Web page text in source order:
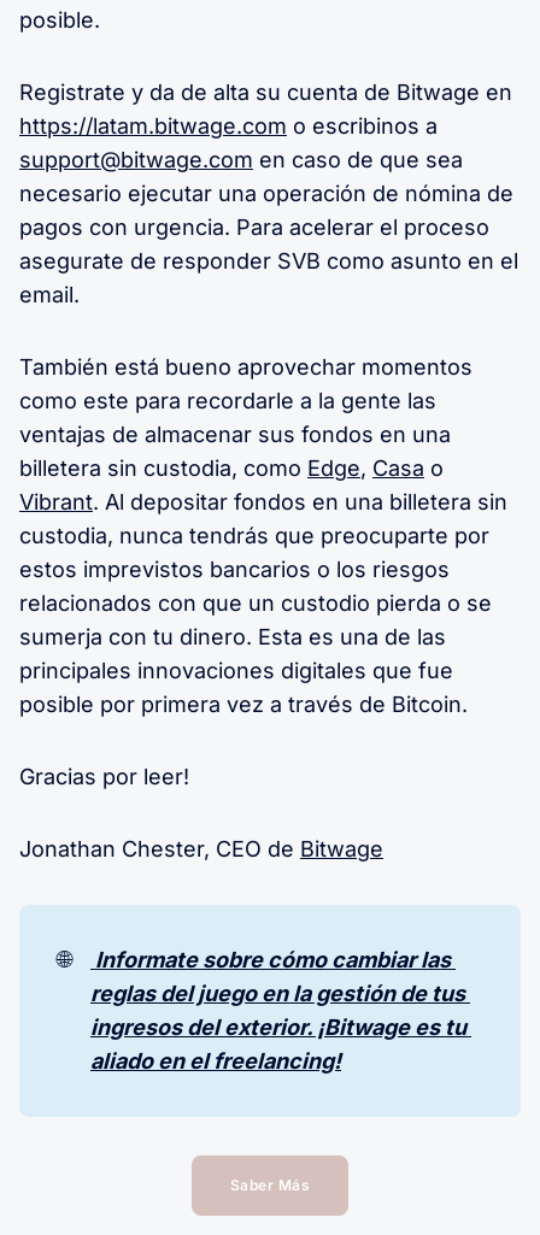
posible.
Registrate y da de alta su cuenta de Bitwage en
https://latam.bitwage.com o escribinos a
support@bitwage.com en caso de que sea
necesario ejecutar una operación de nómina de
pagos con urgencia. Para acelerar el proceso
asegurate de responder SVB como asunto en el
email.
También está bueno aprovechar momentos
como este para recordarle a la gente las
ventajas de almacenar sus fondos en una
billetera sin custodia, como Edge, Casa o
Vibrant. Al depositar fondos en una billetera sin
custodia, nunca tendrás que preocuparte por
estos imprevistos bancarios o los riesgos
relacionados con que un custodio pierda o se
sumerja con tu dinero. Esta es una de las
principales innovaciones digitales que fue
posible por primera vez a través de Bitcoin.
Gracias por leer!
Jonathan Chester, CEO de Bitwage
🌐
Informate sobre cómo cambiar las
reglas del juego en la gestión de tus
ingresos del exterior. ¡Bitwage es tu
aliado en el freelancing!
Saber Más